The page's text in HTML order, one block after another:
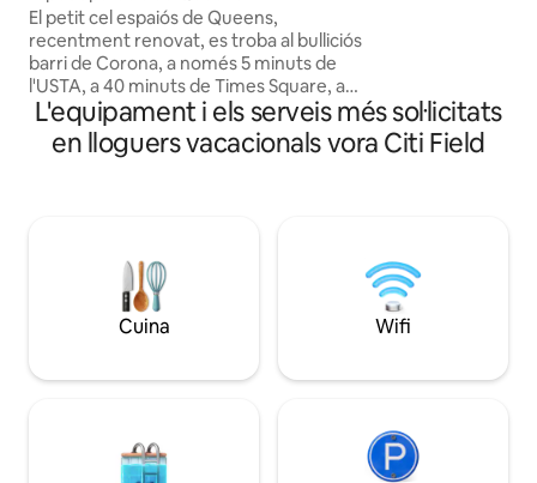
El petit cel espaiós de Queens,
recentment renovat, es troba al bulliciós
barri de Corona, a només 5 minuts de
l'USTA, a 40 minuts de Times Square, a
només 5 minuts del parc Corona, a 10
minuts de l'aeroport LGA i a 20 minuts
de l'aeroport JFK. La casa té 2 dormitoris
prohibit celebrar festes o reunions, i fer
fotografies. No es permet fumar ni
consumir drogues. L'estació de tren està
a 10-15 minuts.🅿️ Si us plau, avisa amb
L'equipament i els serveis més sol·licitats
en lloguers vacacionals vora Citi Field
Cuina Wifi